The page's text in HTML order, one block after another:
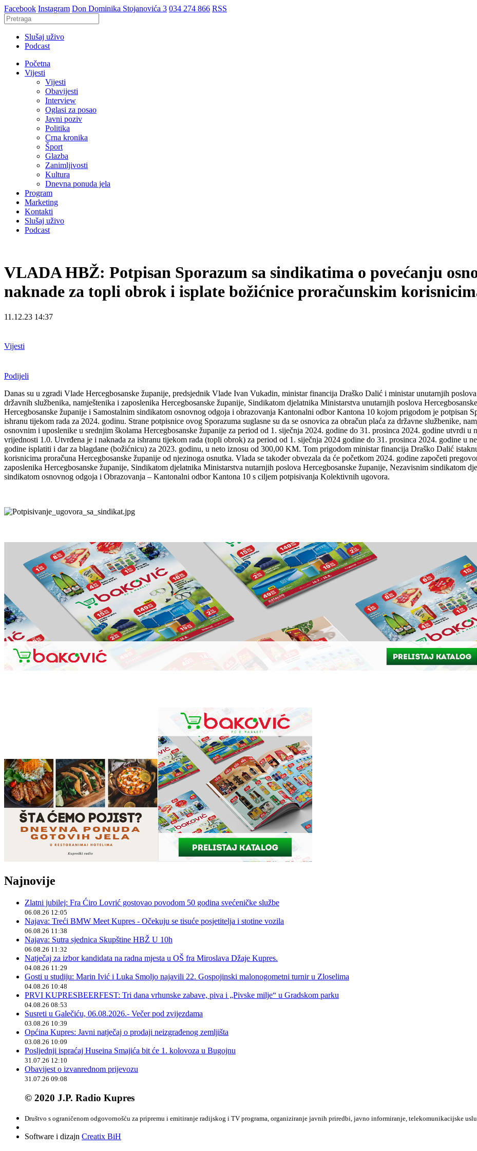
Facebook Instagram Don Dominika Stojanovića 3 034 274 866 RSS
Slušaj uživo
Podcast
Početna
Vijesti
Vijesti
Obavijesti
Interview
Oglasi za posao
Javni poziv
Politika
Crna kronika
Šport
Glazba
Zanimljivosti
Kultura
Dnevna ponuda jela
Program
Marketing
Kontakti
Slušaj uživo
Podcast
VLADA HBŽ: Potpisan Sporazum sa sindikatima o povećanju
naknade za topli obrok i isplate božićnice proračunskim
11.12.23 14:37
Vijesti
Podijeli
Danas su u zgradi Vlade Hercegbosanske županije, predsjednik Vlade Ivan Vukadin, ministar financija Draško Dalić i ministar unutarnjih
državnih službenika, namještenika i zaposlenika Hercegbosanske županije, Sindikatom djelatnika Ministarstva unutarnjih poslova
Hercegbosanske županije i Samostalnim sindikatom osnovnog odgoja i obrazovanja Kantonalni odbor Kantona 10 kojom prigodom je potpisan
ishranu tijekom rada za 2024. godinu. Strane potpisnice ovog Sporazuma suglasne su da se osnovica za obračun plaća za državne službenike,
osnovnim i uposlenike u srednjim školama Hercegbosanske županije za period od 1. siječnja 2024. godine do 31. prosinca 2024. godine utvrdi
vrijednosti 1.0. Utvrđena je i naknada za ishranu tijekom rada (topli obrok) za period od 1. siječnja 2024 godine do 31. prosinca 2024. godine u
godine isplatiti i dar za blagdane (božićnicu) za 2023. godinu, u neto iznosu od 300,00 KM. Tom prigodom ministar financija Draško Dalić
korisnicima proračuna Hercegbosanske županije od njezinoga osnutka. Vlada se također obvezala da će početkom 2024. godine započeti
zaposlenika Hercegbosanske županije, Sindikatom djelatnika Ministarstva nutarnjih poslova Hercegbosanske županije, Nezavisnim sindikatom
sindikatom osnovnog odgoja i Obrazovanja – Kantonalni odbor Kantona 10 s ciljem potpisivanja Kolektivnih ugovora.
Najnovije
Zlatni jubilej: Fra Ćiro Lovrić gostovao povodom 50 godina svećeničke službe
06.08.26 12:05
Najava: Treći BMW Meet Kupres - Očekuju se tisuće posjetitelja i stotine vozila
06.08.26 11:38
Najava: Sutra sjednica Skupštine HBŽ U 10h
06.08.26 11:32
Natječaj za izbor kandidata na radna mjesta u OŠ fra Miroslava Džaje Kupres.
04.08.26 11:29
Gosti u studiju: Marin Ivić i Luka Smoljo najavili 22. Gospojinski malonogometni turnir u Zloselima
04.08.26 10:48
PRVI KUPRESBEERFEST: Tri dana vrhunske zabave, piva i „Pivske milje“ u Gradskom parku
04.08.26 08:53
Susreti u Galečiću, 06.08.2026.- Večer pod zvijezdama
03.08.26 10:39
Općina Kupres: Javni natječaj o prodaji neizgrađenog zemljišta
03.08.26 10:09
Posljednji ispraćaj Huseina Smajića bit će 1. kolovoza u Bugojnu
31.07.26 12:10
Obavijest o izvanrednom prijevozu
31.07.26 09:08
© 2020 J.P. Radio Kupres
Društvo s ograničenom odgovornošću za pripremu i emitiranje radijskog i TV programa, organiziranje javnih priredbi, javno informiranje, telekomunikacijske
Software i dizajn Creatix BiH